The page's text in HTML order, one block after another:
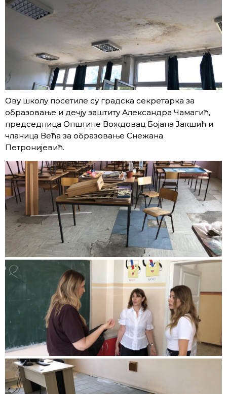
Ову школу посетиле су градска секретарка за
образовање и дечју заштиту Александра Чамагић,
председница Општине Вождовац Бојана Јакшић и
чланица Већа за образовање Снежана
Петронијевић.